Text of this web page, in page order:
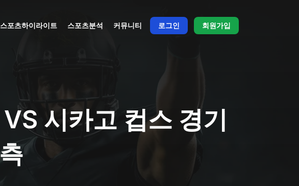
스포츠하이라이트 스포츠분석 커뮤니티 로그인 회원가입
시카고 컵스 경기